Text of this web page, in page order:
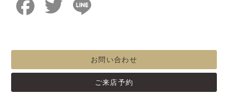
Facebook Twitter
お問い合わせ
ご来店予約